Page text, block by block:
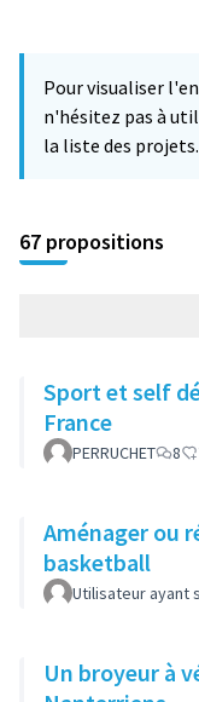
Pour visualiser
n'hésitez pas à
la liste des projets.
67 propositions
Sport et self
France
PERRUCHET 8
Aménager ou
basketball
Utilisateur ayant
Un broyeur à